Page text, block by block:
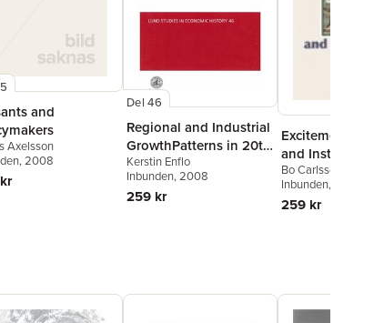
and
Axelsson
, 2008
Del 46
Regional and Industrial
GrowthPatterns in 20th
Century Western
Europe
Kerstin Enflo
Inbunden, 2008
259 kr
Excitement,
and
Attitudes,
Legality in
Hockey, and
Bo Carlsson
Inbunden, 2000
259 kr